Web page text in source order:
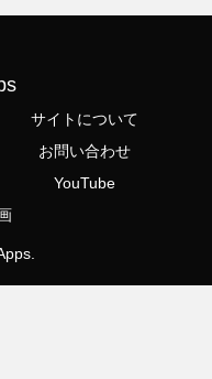
サイトについて
お問い合わせ
YouTube